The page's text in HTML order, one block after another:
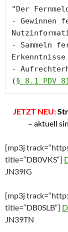
"Der
- Gewinnen
- Sammeln
Erkenntnisse
-
(§ 8.1 PDV
JETZT NEU:
– aktuell
[mp3j
title=“DB0VKS“]
JN39IG
[mp3j
title=“DB0SLB“]
JN39TN